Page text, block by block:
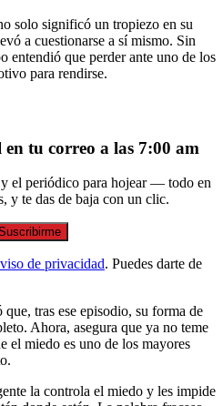
solo significó un tropiezo en su
a cuestionarse a sí mismo. Sin
entendió que perder ante uno de los
para rendirse.
tu correo a las 7:00 am
el periódico para hojear — todo en
y te das de baja con un clic.
de privacidad. Puedes darte de
tras ese episodio, su forma de
Ahora, asegura que ya no teme
el miedo es uno de los mayores
la controla el miedo y les impide